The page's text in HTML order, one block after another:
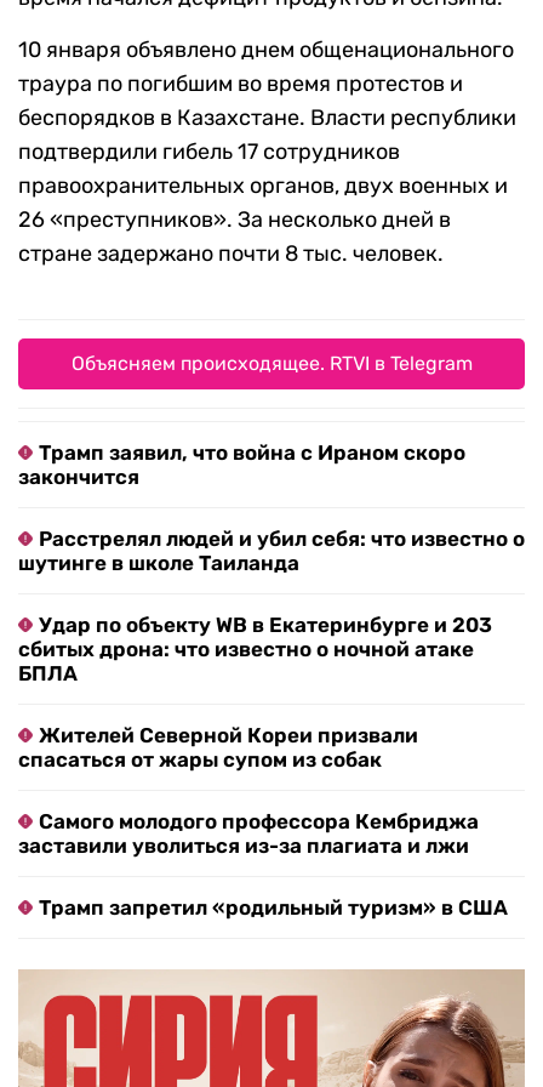
10 января объявлено днем общенационального
траура по погибшим во время протестов и
беспорядков в Казахстане. Власти республики
подтвердили гибель 17 сотрудников
правоохранительных органов, двух военных и
26 «преступников». За несколько дней в
стране задержано почти 8 тыс. человек.
Объясняем происходящее. RTVI в Telegram
Трамп заявил, что война с Ираном скоро
закончится
Расстрелял людей и убил себя: что известно о
шутинге в школе Таиланда
Удар по объекту WB в Екатеринбурге и 203
сбитых дрона: что известно о ночной атаке
БПЛА
Жителей Северной Кореи призвали
спасаться от жары супом из собак
Самого молодого профессора Кембриджа
заставили уволиться из-за плагиата и лжи
Трамп запретил «родильный туризм» в США